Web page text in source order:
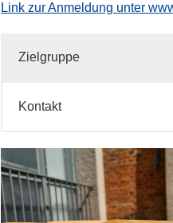
Link zur Anmeldung unter
Zielgruppe
Kontakt